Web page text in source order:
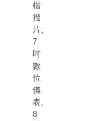
檔
撥
片、
7
吋
數
位
儀
表、
8